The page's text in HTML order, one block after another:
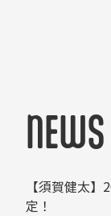
NEWS
【須賀健太
定！